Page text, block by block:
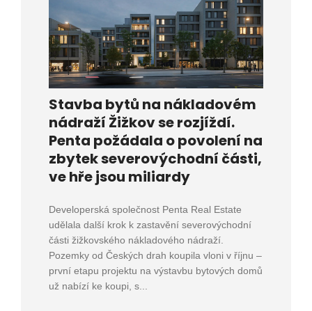
Stavba bytů na nákladovém
nádraží Žižkov se rozjíždí.
Penta požádala o povolení na
zbytek severovýchodní části,
ve hře jsou miliardy
Developerská společnost Penta Real Estate
udělala další krok k zastavění severovýchodní
části žižkovského nákladového nádraží.
Pozemky od Českých drah koupila vloni v říjnu –
první etapu projektu na výstavbu bytových domů
už nabízí ke koupi, s...